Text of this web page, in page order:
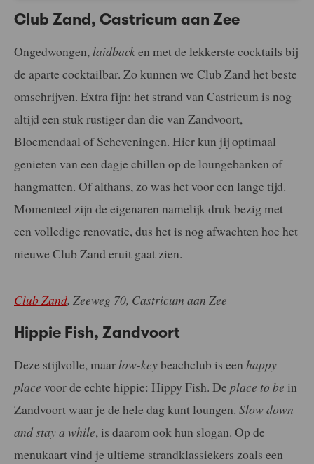
Club Zand, Castricum aan Zee
Ongedwongen, laidbacken met de lekkerste cocktails bij
de aparte cocktailbar. Zo kunnen we Club Zand het beste
omschrijven. Extra fijn: het strand van Castricum is nog
altijd een stuk rustiger dan die van Zandvoort,
Bloemendaal of Scheveningen. Hier kun jij optimaal
genieten van een dagje chillen op de loungebanken of
hangmatten. Of althans, zo was het voor een lange tijd.
Momenteel zijn de eigenaren namelijk druk bezig met
een volledige renovatie, dus het is nog afwachten hoe het
nieuwe Club Zand eruit gaat zien.
Club Zand, Zeeweg 70, Castricum aan Zee
Hippie Fish, Zandvoort
Deze stijlvolle, maar low-keybeachclub is een happy
place voor de echte hippie: Hippy Fish. De place to be in
Zandvoort waar je de hele dag kunt loungen. Slow down
and stay a while, is daarom ook hun slogan. Op de
menukaart vind je ultieme strandklassiekers zoals een